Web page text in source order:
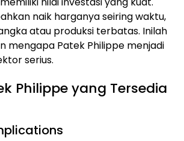
naik harganya seiring waktu,
atau produksi terbatas. Inilah
mengapa Patek Philippe menjadi
serius.
Philippe yang Tersedia